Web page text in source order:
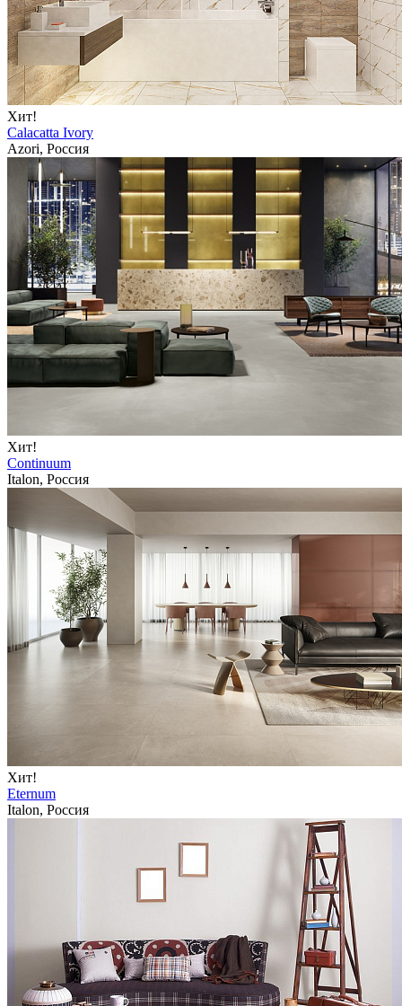
Хит!
Calacatta Ivory
Azori, Россия
Хит!
Continuum
Italon, Россия
Хит!
Eternum
Italon, Россия